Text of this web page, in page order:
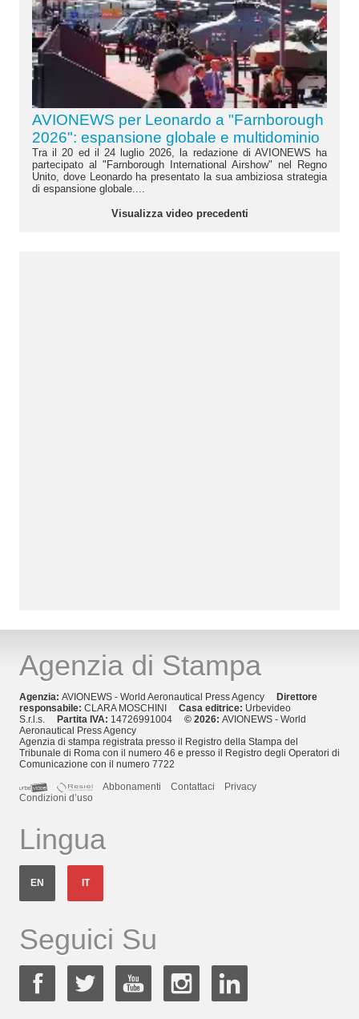
AVIONEWS per Leonardo a "Farnborough
2026": espansione globale e multidominio
Tra il 20 ed il 24 luglio 2026, la redazione di AVIONEWS ha
partecipato al "Farnborough International Airshow" nel Regno
Unito, dove Leonardo ha presentato la sua ambiziosa strategia
di espansione globale....
Visualizza video precedenti
Agenzia di Stampa
Agenzia: AVIONEWS - World Aeronautical Press Agency
Direttore
responsabile: CLARA MOSCHINI Casa editrice: Urbevideo
S.r.l.s.
Partita IVA: 14726991004 © 2026: AVIONEWS - World
Aeronautical Press Agency
Agenzia di stampa registrata presso il Registro della Stampa del
Tribunale di Roma con il numero 46 e presso il Registro degli Operatori di
Comunicazione con il numero 7722
Abbonamenti
Contattaci
Privacy
Condizioni d’uso
Lingua
EN IT
Seguici Su